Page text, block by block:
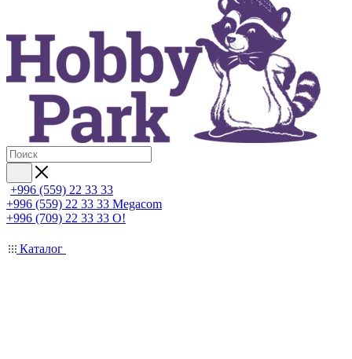
+996 (559) 22 33 33
+996 (559) 22 33 33 Megacom
+996 (709) 22 33 33 O!
Каталог